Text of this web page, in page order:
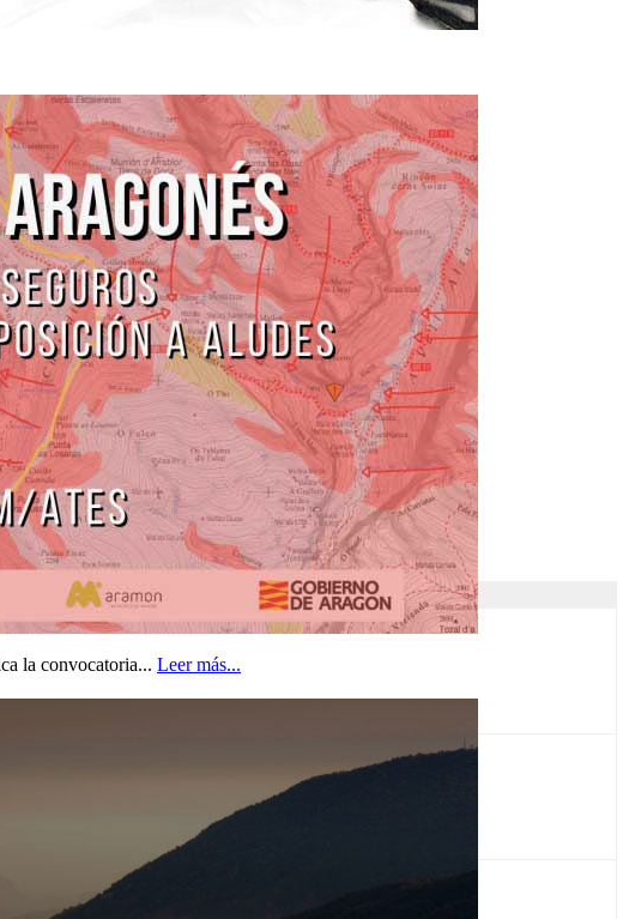
la convocatoria... Leer más...
desde este...